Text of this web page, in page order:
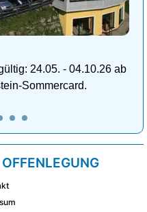
24.05. - 04.10.26 ab
Sommercard.